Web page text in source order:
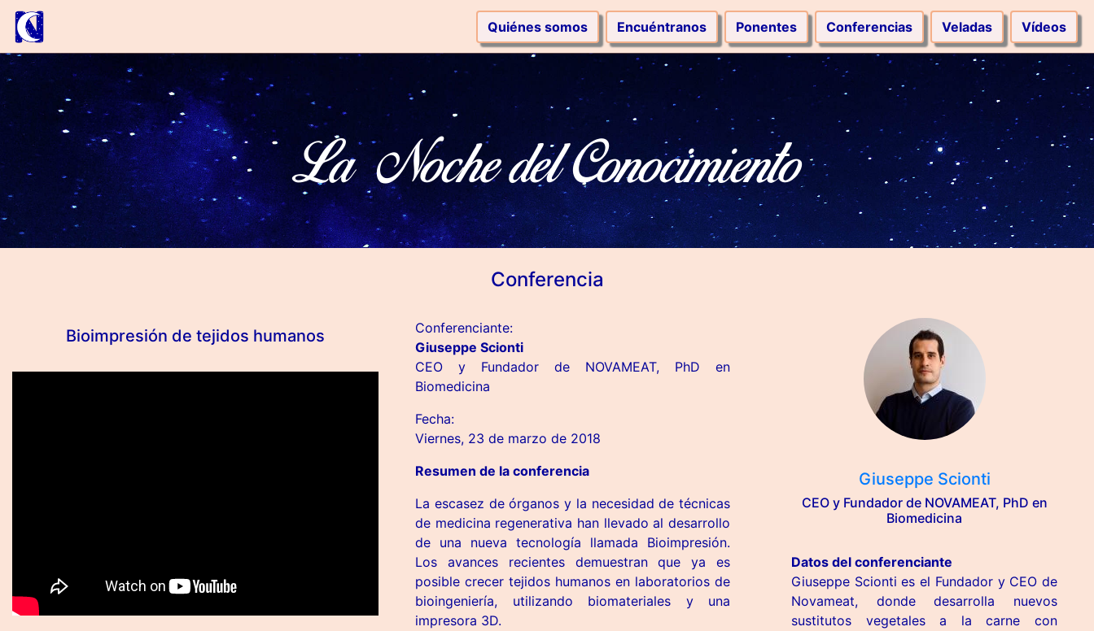
Quiénes somos Encuéntranos Ponentes Conferencias Veladas Vídeos
La Noche del Conocimiento
Conferencia
Bioimpresión de tejidos humanos
Conferenciante:
Giuseppe Scionti
CEO y Fundador de NOVAMEAT, PhD en
Biomedicina
Fecha:
Viernes, 23 de marzo de 2018
Resumen de la conferencia
La escasez de órganos y la necesidad de técnicas
de medicina regenerativa han llevado al desarrollo
de una nueva tecnología llamada Bioimpresión.
Los avances recientes demuestran que ya es
posible crecer tejidos humanos en laboratorios de
bioingeniería, utilizando biomateriales y una
impresora 3D.
Giuseppe Scionti
CEO y Fundador de NOVAMEAT, PhD en
Biomedicina
Datos del conferenciante
Giuseppe Scionti es el Fundador y CEO de
Novameat, donde desarrolla nuevos
sustitutos vegetales a la carne con